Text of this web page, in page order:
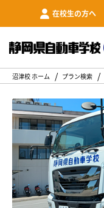
在校生の方へ
沼津校 ホーム プラン検索